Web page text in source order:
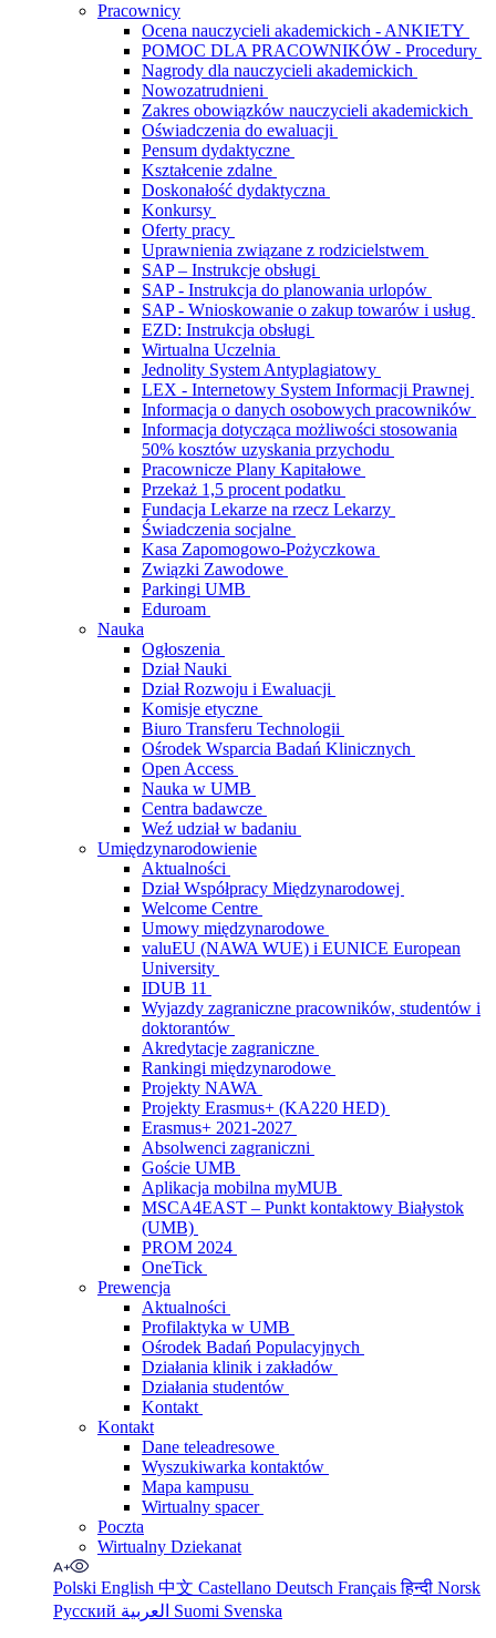
Pracownicy
Ocena nauczycieli akademickich - ANKIETY
POMOC DLA PRACOWNIKÓW - Procedury
Nagrody dla nauczycieli akademickich
Nowozatrudnieni
Zakres obowiązków nauczycieli akademickich
Oświadczenia do ewaluacji
Pensum dydaktyczne
Kształcenie zdalne
Doskonałość dydaktyczna
Konkursy
Oferty pracy
Uprawnienia związane z rodzicielstwem
SAP – Instrukcje obsługi
SAP - Instrukcja do planowania urlopów
SAP - Wnioskowanie o zakup towarów i usług
EZD: Instrukcja obsługi
Wirtualna Uczelnia
Jednolity System Antyplagiatowy
LEX - Internetowy System Informacji Prawnej
Informacja o danych osobowych pracowników
Informacja dotycząca możliwości stosowania
50% kosztów uzyskania przychodu
Pracownicze Plany Kapitałowe
Przekaż 1,5 procent podatku
Fundacja Lekarze na rzecz Lekarzy
Świadczenia socjalne
Kasa Zapomogowo-Pożyczkowa
Związki Zawodowe
Parkingi UMB
Eduroam
Nauka
Ogłoszenia
Dział Nauki
Dział Rozwoju i Ewaluacji
Komisje etyczne
Biuro Transferu Technologii
Ośrodek Wsparcia Badań Klinicznych
Open Access
Nauka w UMB
Centra badawcze
Weź udział w badaniu
Umiędzynarodowienie
Aktualności
Dział Współpracy Międzynarodowej
Welcome Centre
Umowy międzynarodowe
valuEU (NAWA WUE) i EUNICE European
University
IDUB 11
Wyjazdy zagraniczne pracowników, studentów i
doktorantów
Akredytacje zagraniczne
Rankingi międzynarodowe
Projekty NAWA
Projekty Erasmus+ (KA220 HED)
Erasmus+ 2021-2027
Absolwenci zagraniczni
Goście UMB
Aplikacja mobilna myMUB
MSCA4EAST – Punkt kontaktowy Białystok
(UMB)
PROM 2024
OneTick
Prewencja
Aktualności
Profilaktyka w UMB
Ośrodek Badań Populacyjnych
Działania klinik i zakładów
Działania studentów
Kontakt
Kontakt
Dane teleadresowe
Wyszukiwarka kontaktów
Mapa kampusu
Wirtualny spacer
Poczta
Wirtualny Dziekanat
Polski English 中文 Castellano Deutsch Françaisहिन्दी Norsk
Русский
Suomi Svenska